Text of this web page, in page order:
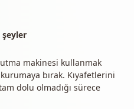
şeyler
makinesi kullanmak
bırak. Kıyafetlerini
dolu olmadığı sürece